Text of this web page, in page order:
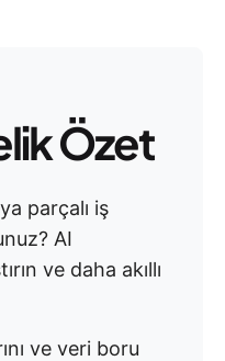
Özet
parçalı iş
AI
ve daha akıllı
ve veri boru